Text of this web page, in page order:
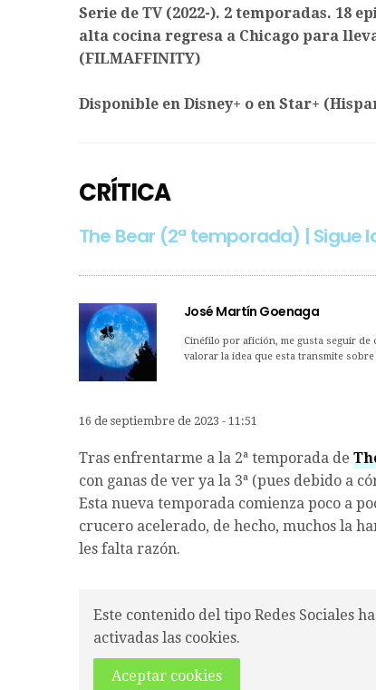
Serie de TV (2022-). 2 temporadas. 18
alta cocina regresa a Chicago para
(FILMAFFINITY)
Disponible en Disney+ o en Star+
CRÍTICA
The Bear (2ª temporada) | Sigue
José Martín Goenaga
Cinéfilo por afición, me gusta seguir
valorar la idea que esta transmite
16 de septiembre de 2023 - 11:51
Tras enfrentarme a la 2ª temporada de
con ganas de ver ya la 3ª (pues debido a
Esta nueva temporada comienza poco a
crucero acelerado, de hecho, muchos la
les falta razón.
Este contenido del tipo Redes Sociales
activadas las cookies.
Aceptar cookies